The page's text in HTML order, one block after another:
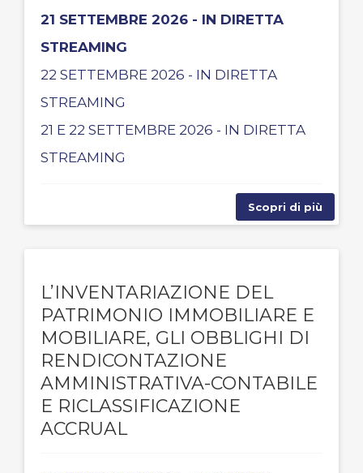
21 SETTEMBRE 2026 - IN DIRETTA
STREAMING
22 SETTEMBRE 2026 - IN DIRETTA
STREAMING
21 E 22 SETTEMBRE 2026 - IN DIRETTA
STREAMING
Scopri di più
L’INVENTARIAZIONE DEL
PATRIMONIO IMMOBILIARE E
MOBILIARE, GLI OBBLIGHI DI
RENDICONTAZIONE
AMMINISTRATIVA-CONTABILE
E RICLASSIFICAZIONE
ACCRUAL